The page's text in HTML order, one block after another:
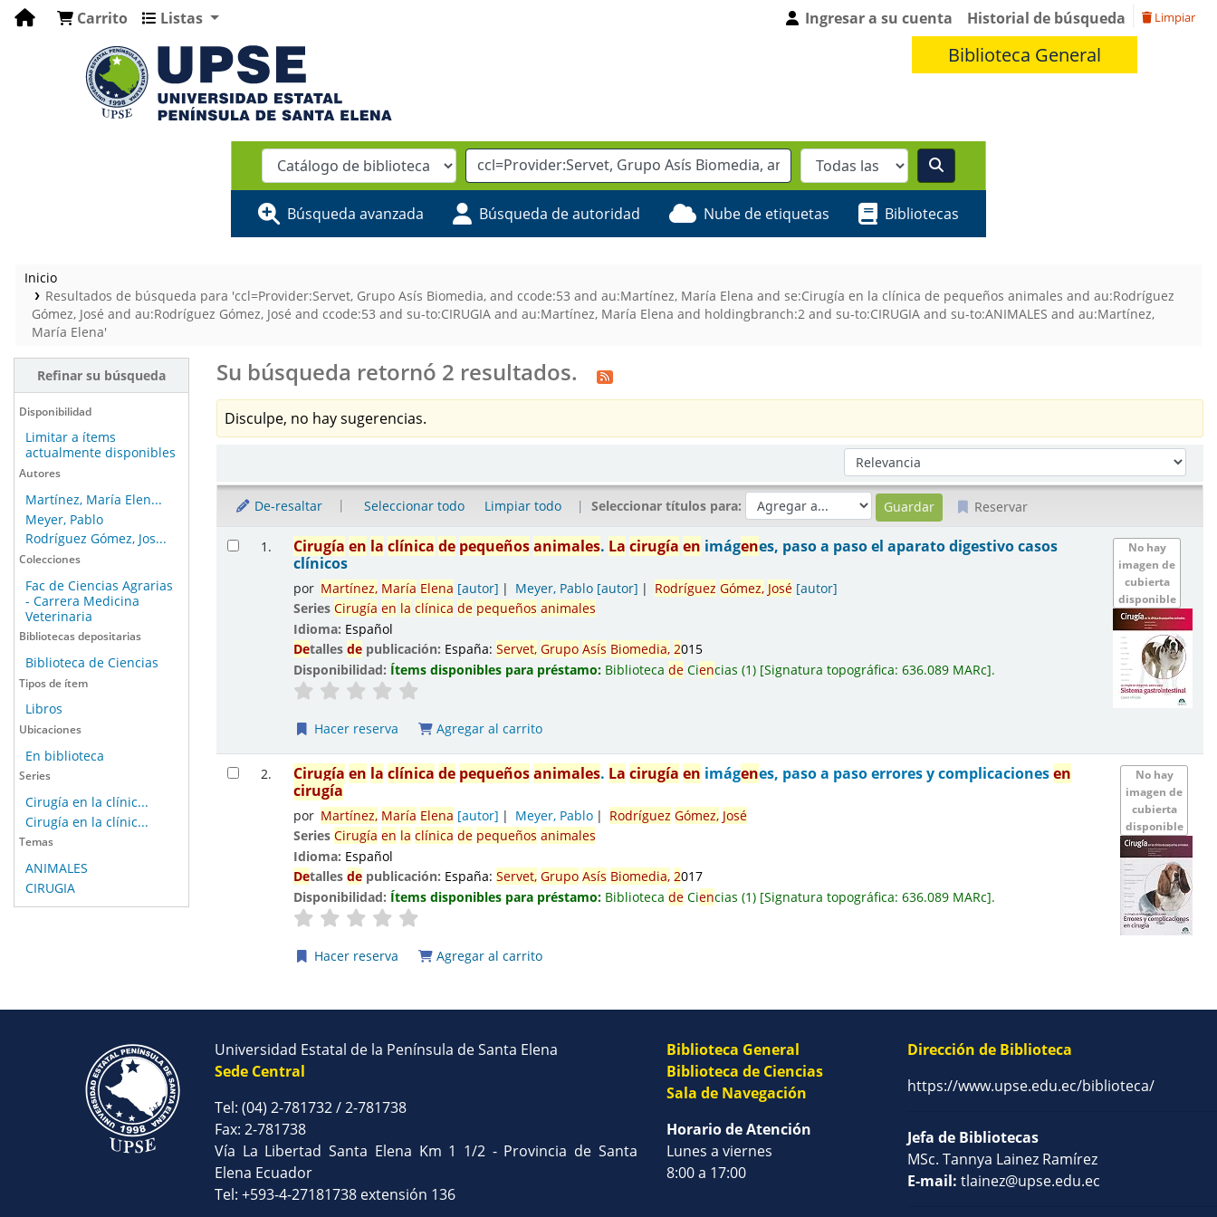
Carrito Listas Ingresar a su cuenta Historial de búsqueda Limpiar
Biblioteca General
Búsqueda avanzada Búsqueda de autoridad Nube de etiquetas Bibliotecas
Inicio
Resultados de búsqueda para 'ccl=Provider:Servet, Grupo Asís Biomedia, and ccode:53 and au:Martínez, María Elena and se:Cirugía en la clínica de pequeños animales and au:Rodríguez
Gómez, José and au:Rodríguez Gómez, José and ccode:53 and su-to:CIRUGIA and au:Martínez, María Elena and holdingbranch:2 and su-to:CIRUGIA and su-to:ANIMALES and au:Martínez,
María Elena'
Refinar su búsqueda
Disponibilidad
Limitar a ítems
actualmente disponibles
Autores
Martínez, María Elen...
Meyer, Pablo
Rodríguez Gómez, Jos...
Colecciones
Fac de Ciencias Agrarias
- Carrera Medicina
Veterinaria
Bibliotecas depositarias
Biblioteca de Ciencias
Tipos de ítem
Libros
Ubicaciones
En biblioteca
Series
Cirugía en la clínic...
Cirugía en la clínic...
Temas
ANIMALES
CIRUGIA
Su búsqueda retornó 2 resultados.
Disculpe, no hay sugerencias.
Ordenar por:
De-resaltar Seleccionar todo Limpiar todo Seleccionar títulos para: Reservar
Resultados
1.
No hay
imagen de
cubierta
disponible
Cirugía en la clínica de pequeñosanimales. La cirugía en imágenes, paso a paso el aparato digestivo casos
clínicos
por Martínez, María Elena [autor] Meyer, Pablo[autor] Rodríguez Gómez, José[autor]
Series Cirugía en la clínica de pequeños animales
Idioma: Español
Detalles de publicación: España: Servet, Grupo Asís Biomedia, 2015
Disponibilidad: Ítems disponibles para préstamo: Biblioteca de Ciencias (1) Signatura topográfica: 636.089 MARc .
Hacer reserva Agregar al carrito
2.
No hay
imagen de
cubierta
disponible
Cirugía en la clínica de pequeñosanimales. La cirugía en imágenes, paso a paso errores y complicacionesen
cirugía
por Martínez, María Elena [autor] Meyer, Pablo Rodríguez Gómez, José
Series Cirugía en la clínica de pequeños animales
Idioma: Español
Detalles de publicación: España: Servet, Grupo Asís Biomedia, 2017
Disponibilidad: Ítems disponibles para préstamo: Biblioteca de Ciencias (1) Signatura topográfica: 636.089 MARc .
Hacer reserva Agregar al carrito
Páginas
Universidad Estatal de la Península de Santa Elena
Sede Central
Tel: (04) 2-781732 / 2-781738
Fax: 2-781738
Vía La Libertad Santa Elena Km 1 1/2 - Provincia de Santa
Elena Ecuador
Tel: +593-4-27181738 extensión 136
Biblioteca General
Biblioteca de Ciencias
Sala de Navegación
Horario de Atención
Lunes a viernes
8:00 a 17:00
Dirección de Biblioteca
https://www.upse.edu.ec/biblioteca/
Jefa de Bibliotecas
MSc. Tannya Lainez Ramírez
E-mail: tlainez@upse.edu.ec